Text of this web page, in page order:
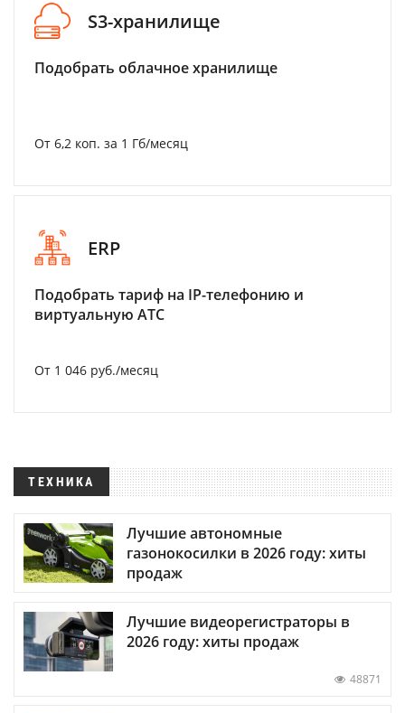
S3-хранилище
Подобрать облачное хранилище
От 6,2 коп. за 1 Гб/месяц
ERP
Подобрать тариф на IP-телефонию и
виртуальную АТС
От 1 046 руб./месяц
ТЕХНИКА
Лучшие автономные
газонокосилки в 2026 году: хиты
продаж
Лучшие видеорегистраторы в
2026 году: хиты продаж
48871